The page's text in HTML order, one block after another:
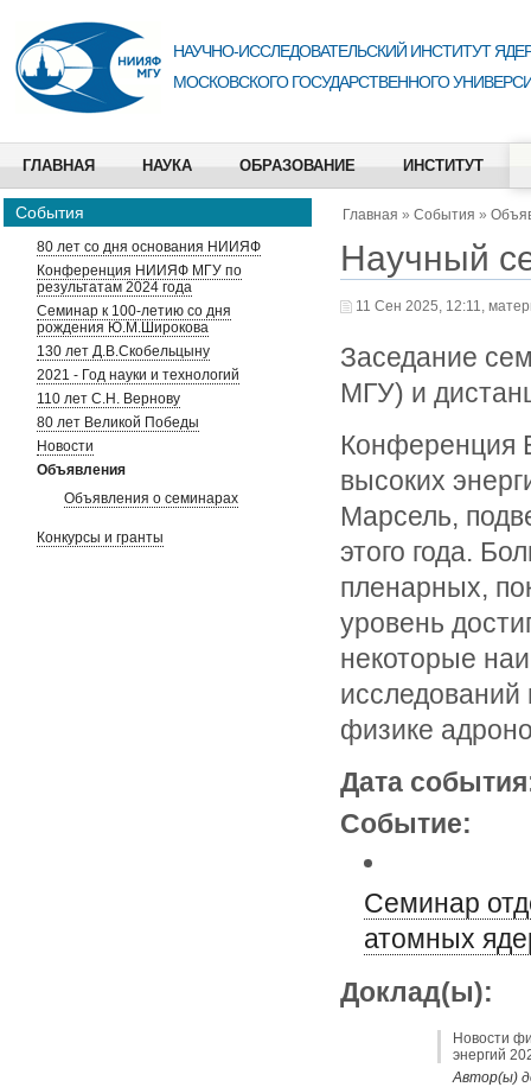
НАУЧНО-ИССЛЕДОВАТЕЛЬСКИЙ ИНСТИТУТ
МОСКОВСКОГО ГОСУДАРСТВЕННОГО
ГЛАВНАЯ НАУКА ОБРАЗОВАНИЕ ИНСТИТУТ
События
80 лет со дня основания НИИЯФ
Конференция НИИЯФ МГУ по
результатам 2024 года
Семинар к 100-летию со дня
рождения Ю.М.Широкова
130 лет Д.В.Скобельцыну
2021 - Год науки и технологий
110 лет С.Н. Вернову
80 лет Великой Победы
Новости
Объявления
Объявления о семинарах
Конкурсы и гранты
Главная » События »
Научный
11 Сен 2025, 12:11,
Заседание
МГУ) и
Конференция
высоких
Марсель,
этого года.
пленарных,
уровень
некоторые
физике
Дата
Событие:
Семинар
атомных
Доклад(ы):
Новости
энергий
Автор(ы)